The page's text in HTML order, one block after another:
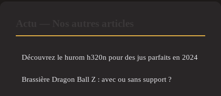
Découvrez le hurom h320n pour des jus parfaits en 2024
Brassière Dragon Ball Z : avec ou sans support ?